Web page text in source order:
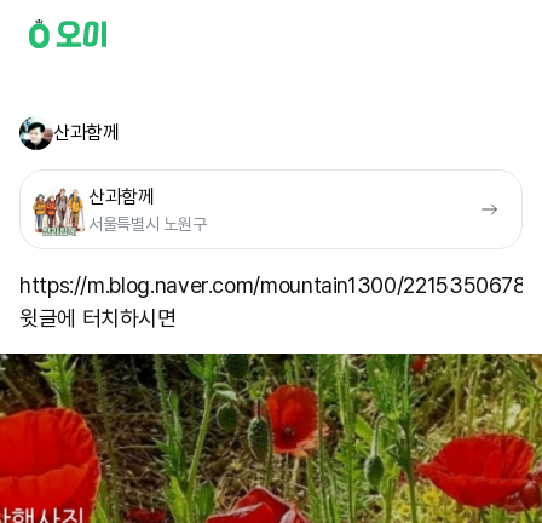
산과함께
산과함께
서울특별시 노원구
https://m.blog.naver.com/mountain1300/
윗글에 터치하시면